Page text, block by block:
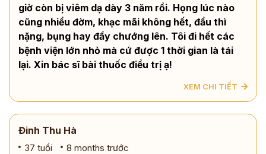
giờ còn bị viêm dạ dày 3 năm rồi. Họng lúc nào
cũng nhiều đờm, khạc mãi không hết, đầu thì
nặng, bụng hay đầy chướng lên. Tôi đi hết các
bệnh viện lớn nhỏ mà cứ được 1 thời gian là tái
lại. Xin bác sĩ bài thuốc điều trị ạ!
XEM CHI TIẾT
Đinh Thu Hà
37 tuổi 8 months trước